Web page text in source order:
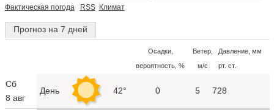
Фактическая погода RSS Климат
Прогноз на 7 дней
Осадки,
вероятность, %
Ветер,
м/с
Давление, мм
рт. ст.
Сб
8 авг
День 42° 0 5 728